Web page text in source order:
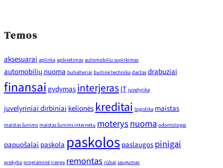
Temos
aksesuarai aplinka apšvietimas automobiliu supirkimas
automobilių nuoma buhalteriai buitinė technika daržas drabuziai
finansai gydymasinterjerasIT juvelyrika
juvelyriniai dirbiniai kelionės kreditai logistika maistas
maistas šunims maistas šunims internetu moterysnuoma odontologai
papuošalai paskola paskolospaslaugospinigai
prekyba programinė įranga remontas rūbai saugumas